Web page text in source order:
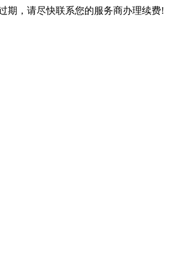
期，请尽快联系您的服务商办理续费!